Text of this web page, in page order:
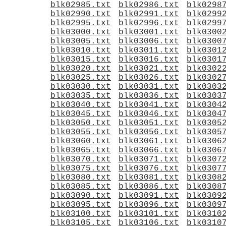
blk02985.txt
blk02986.txt
blk02990.txt
blk02991.txt
blk02995.txt
blk02996.txt
blk03000.txt
blk03001.txt
blk03005.txt
blk03006.txt
blk03010.txt
blk03011.txt
blk03015.txt
blk03016.txt
blk03020.txt
blk03021.txt
blk03025.txt
blk03026.txt
blk03030.txt
blk03031.txt
blk03035.txt
blk03036.txt
blk03040.txt
blk03041.txt
blk03045.txt
blk03046.txt
blk03050.txt
blk03051.txt
blk03055.txt
blk03056.txt
blk03060.txt
blk03061.txt
blk03065.txt
blk03066.txt
blk03070.txt
blk03071.txt
blk03075.txt
blk03076.txt
blk03080.txt
blk03081.txt
blk03085.txt
blk03086.txt
blk03090.txt
blk03091.txt
blk03095.txt
blk03096.txt
blk03100.txt
blk03101.txt
blk03105.txt
blk03106.txt